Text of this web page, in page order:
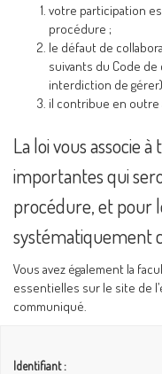
votre participation
procédure ;
le défaut de
suivants du Code
interdiction de
il contribue en outre
La loi vous associe
importantes qui
procédure, et pour
systématiquement
Vous avez également la
essentielles sur le site de
communiqué.
Identifiant :